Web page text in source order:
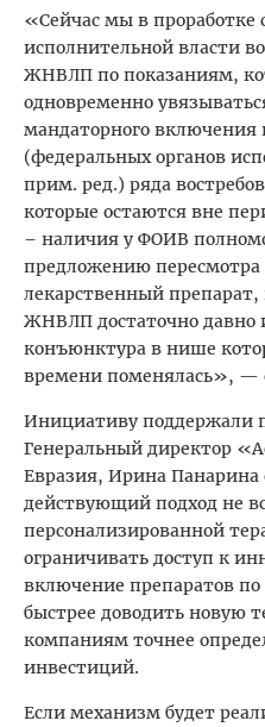
«Сейчас мы в
исполнительной власти
ЖНВЛП по показаниям,
одновременно
мандаторного
(федеральных органов
прим. ред.) ряда
которые остаются вне
– наличия у ФОИВ
предложению
лекарственный
ЖНВЛП достаточно давно
конъюнктура в нише
времени поменялась», —
Инициативу поддержали
Генеральный директор
Евразия, Ирина Панарина
действующий подход не
персонализированной
ограничивать доступ к
включение препаратов
быстрее доводить новую
компаниям точнее
инвестиций.
Если механизм будет